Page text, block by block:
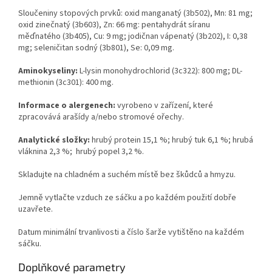
Sloučeniny stopových prvků: oxid manganatý (3b502), Mn: 81 mg;
oxid zinečnatý (3b603), Zn: 66 mg: pentahydrát síranu
měďnatého (3b405), Cu: 9 mg; jodičnan vápenatý (3b202), I: 0,38
mg; seleničitan sodný (3b801), Se: 0,09 mg.
Aminokyseliny: L-lysin monohydrochlorid (3c322): 800 mg; DL-
methionin (3c301): 400 mg.
Informace o alergenech: vyrobeno v zařízení, které
zpracovává arašídy a/nebo stromové ořechy.
Analytické složky: hrubý protein 15,1 %; hrubý tuk 6,1 %; hrubá
vláknina 2,3 %; hrubý popel 3,2 %.
Skladujte na chladném a suchém místě bez škůdců a hmyzu.
Jemně vytlačte vzduch ze sáčku a po každém použití dobře
uzavřete.
Datum minimální trvanlivosti a číslo šarže vytištěno na každém
sáčku.
Doplňkové parametry